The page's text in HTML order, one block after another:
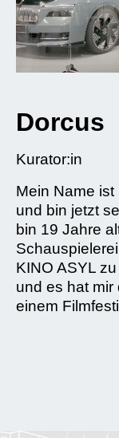
Dorcus
Kurator:in
Mein Name
und bin jetzt
bin 19 Jahre
KINO ASYL
und es hat
einem